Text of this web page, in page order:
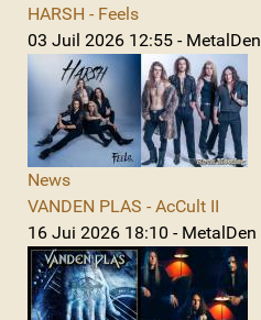
HARSH - Feels
03 Juil 2026 12:55 - MetalDen
News
VANDEN PLAS - AcCult II
16 Jui 2026 18:10 - MetalDen